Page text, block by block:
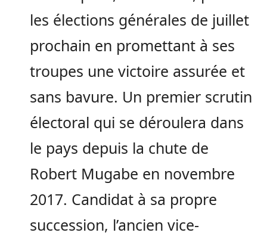
les élections générales de juillet
prochain en promettant à ses
troupes une victoire assurée et
sans bavure. Un premier scrutin
électoral qui se déroulera dans
le pays depuis la chute de
Robert Mugabe en novembre
2017. Candidat à sa propre
succession, l’ancien vice-